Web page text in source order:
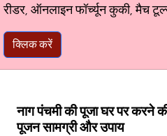
रीडर, ऑनलाइन फॉर्च्यून कुकी, मैच
क्लिक करें
नाग पंचमी की पूजा घर पर करने
पूजन सामग्री और उपाय